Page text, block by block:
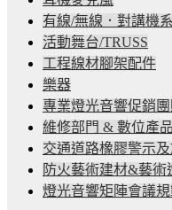
有線/無線．對講機
活動舞台/TRUSS
工程線材腳架配件
樂器
專業燈光音響促銷
維修部門 & 數位產
交通道路橡膠警示
防火藝術建材&藝術
燈光音響矩陣會議